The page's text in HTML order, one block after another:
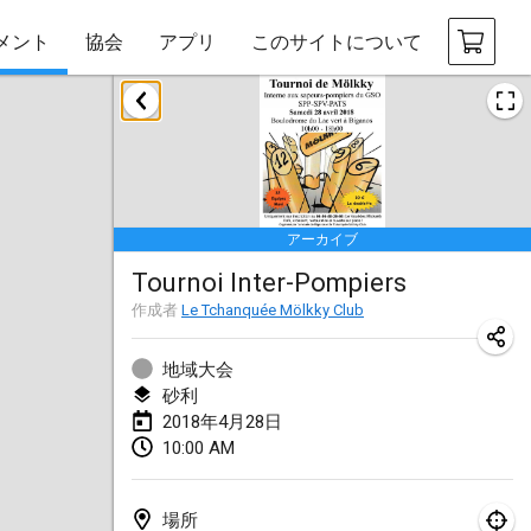
ント 協会 アプリ このサイトについて
アーカイブ
Tournoi Inter-Pompiers
作成者 Le Tchanquée Mölkky Club
地域大会
砂利
2018年4月28日
10:00 AM
場所
2018年1月
Open des rois de Mölkky
2018年1月21日|フランス
Individuel du Garo
2018年1月21日|フランス
Tournoi d'Hiver
2018年1月27日
2018年1月27日
2018年2月